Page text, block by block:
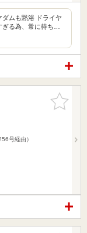
ムも黙浴 ドライヤ
る為、常に待ち…
お気に入
りに追加
号経由）